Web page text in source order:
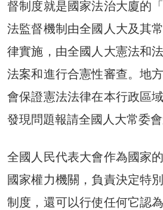
督制度就是國家法治大廈的
法監督機制由全國人大及其
律實施，由全國人大憲法和
法案和進行合憲性審查。地
會保證憲法法律在本行政區
發現問題報請全國人大常委會
全國人民代表大會作為國家
國家權力機關，負責決定特
制度，還可以行使任何它認